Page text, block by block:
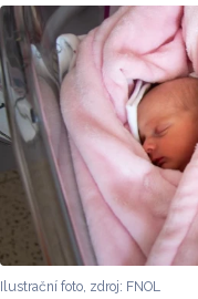
Ilustrační foto, zdroj: FNOL